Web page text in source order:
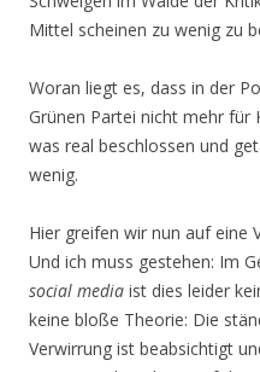
Mittel scheinen zu wenig zu
Woran liegt es, dass in der
Grünen Partei nicht mehr für
was real beschlossen und
wenig.
Hier greifen wir nun auf eine
Und ich muss gestehen: Im
social media ist dies leider
keine bloße Theorie: Die
Verwirrung ist beabsichtigt